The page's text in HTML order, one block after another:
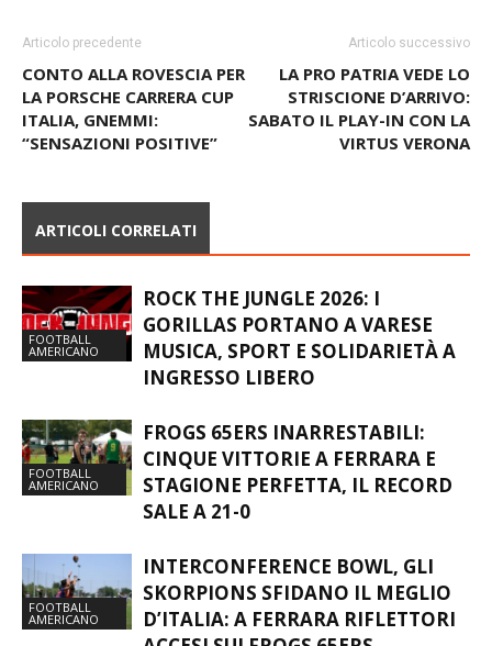
Articolo precedente
CONTO ALLA ROVESCIA PER
LA PORSCHE CARRERA CUP
ITALIA, GNEMMI:
“SENSAZIONI POSITIVE”
Articolo successivo
LA PRO PATRIA VEDE LO
STRISCIONE D’ARRIVO:
SABATO IL PLAY-IN CON LA
VIRTUS VERONA
ARTICOLI CORRELATI
FOOTBALL
AMERICANO
ROCK THE JUNGLE 2026: I
GORILLAS PORTANO A VARESE
MUSICA, SPORT E SOLIDARIETÀ A
INGRESSO LIBERO
FOOTBALL
AMERICANO
FROGS 65ERS INARRESTABILI:
CINQUE VITTORIE A FERRARA E
STAGIONE PERFETTA, IL RECORD
SALE A 21-0
FOOTBALL
AMERICANO
INTERCONFERENCE BOWL, GLI
SKORPIONS SFIDANO IL MEGLIO
D’ITALIA: A FERRARA RIFLETTORI